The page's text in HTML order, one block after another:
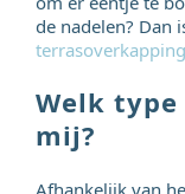
de nadelen? Dan
terrasoverkapping
Welk
mij?
Afhankelijk van